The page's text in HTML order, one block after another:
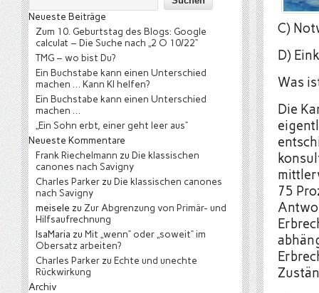
C)
D)
Was
Die
75
Neueste Beiträge
Zum 10. Geburtstag des Blogs: Google
calculat – Die Suche nach „2 O 10/22“
TMG – wo bist Du?
Ein Buchstabe kann einen Unterschied
machen … Kann KI helfen?
Ein Buchstabe kann einen Unterschied
machen …
„Ein Sohn erbt, einer geht leer aus“
Neueste Kommentare
Frank Riechelmann zu Die klassischen
canones nach Savigny
Charles Parker zu Die klassischen canones
nach Savigny
meisele zu Zur Abgrenzung von Primär- und
Hilfsaufrechnung
IsaMaria zu Mit „wenn“ oder „soweit“ im
Obersatz arbeiten?
Charles Parker zu Echte und unechte
Rückwirkung
Archiv